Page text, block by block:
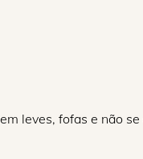
leves, fofas e não